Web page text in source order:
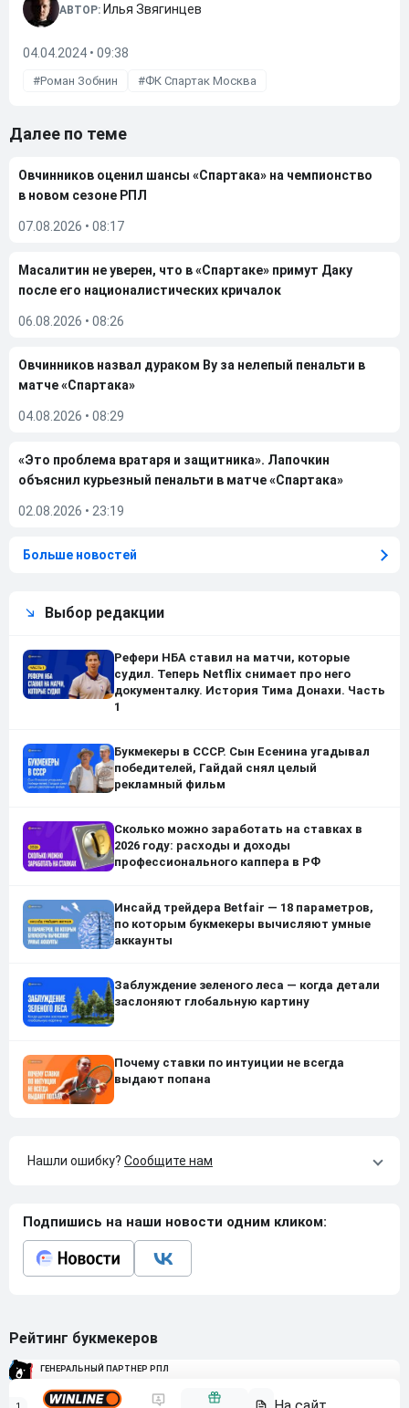
АВТОР: Илья Звягинцев
04.04.2024 • 09:38
Роман Зобнин ФК Спартак Москва
Далее по теме
Овчинников оценил шансы «Спартака» на чемпионство
в новом сезоне РПЛ
07.08.2026 • 08:17
Масалитин не уверен, что в «Спартаке» примут Даку
после его националистических кричалок
06.08.2026 • 08:26
Овчинников назвал дураком Ву за нелепый пенальти в
матче «Спартака»
04.08.2026 • 08:29
«Это проблема вратаря и защитника». Лапочкин
объяснил курьезный пенальти в матче «Спартака»
02.08.2026 • 23:19
Больше новостей
Выбор редакции
Рефери НБА ставил на матчи, которые
судил. Теперь Netflix снимает про него
документалку. История Тима Донахи. Часть
1
Букмекеры в СССР. Сын Есенина угадывал
победителей, Гайдай снял целый
рекламный фильм
Сколько можно заработать на ставках в
2026 году: расходы и доходы
профессионального каппера в РФ
Инсайд трейдера Betfair — 18 параметров,
по которым букмекеры вычисляют умные
аккаунты
Заблуждение зеленого леса — когда детали
заслоняют глобальную картину
Почему ставки по интуиции не всегда
выдают попана
Нашли ошибку? Сообщите нам
Подпишись на наши новости одним кликом:
Рейтинг букмекеров
ГЕНЕРАЛЬНЫЙ ПАРТНЕР РПЛ